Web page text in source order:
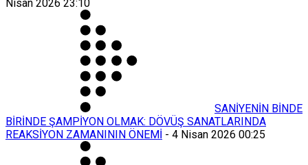
Nisan 2026 23:10
SANİYENİN BİNDE
BİRİNDE ŞAMPİYON OLMAK: DÖVÜŞ SANATLARINDA
REAKSİYON ZAMANININ ÖNEMİ - 4 Nisan 2026 00:25